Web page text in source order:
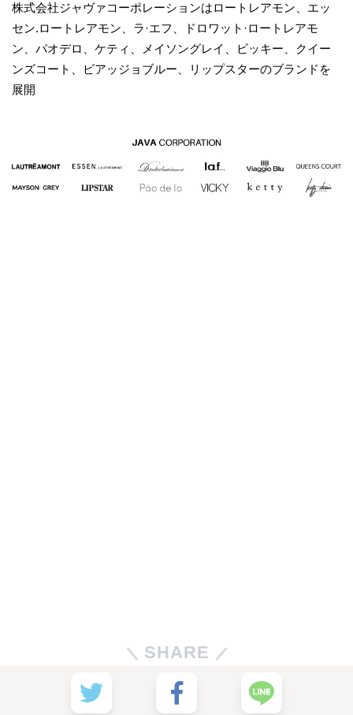
株式会社ジャヴァコーポレーションはロートレアモン、エッ
セン.ロートレアモン、ラ·エフ、ドロワット·ロートレアモ
ン、パオデロ、ケティ、メイソングレイ、ビッキー、クイー
ンズコート、ビアッジョブルー、リップスターのブランドを
展開
SHARE